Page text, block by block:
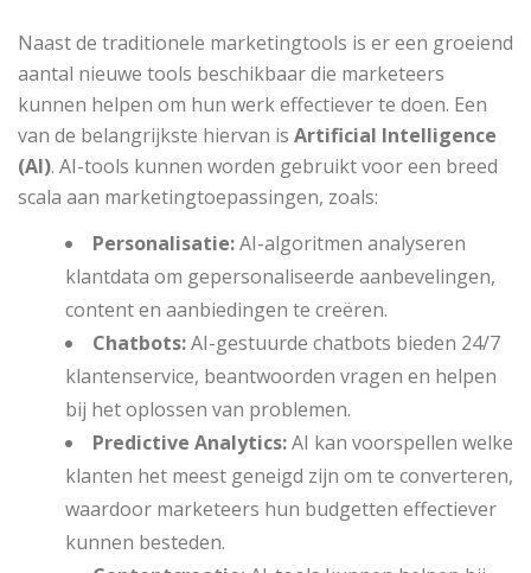
Naast de traditionele marketingtools is er een groeiend
aantal nieuwe tools beschikbaar die marketeers
kunnen helpen om hun werk effectiever te doen. Een
van de belangrijkste hiervan is Artificial Intelligence
(AI). AI-tools kunnen worden gebruikt voor een breed
scala aan marketingtoepassingen, zoals:
Personalisatie:AI-algoritmen analyseren
klantdata om gepersonaliseerde aanbevelingen,
content en aanbiedingen te creëren.
Chatbots:AI-gestuurde chatbots bieden 24/7
klantenservice, beantwoorden vragen en helpen
bij het oplossen van problemen.
Predictive Analytics:AI kan voorspellen welke
klanten het meest geneigd zijn om te converteren,
waardoor marketeers hun budgetten effectiever
kunnen besteden.